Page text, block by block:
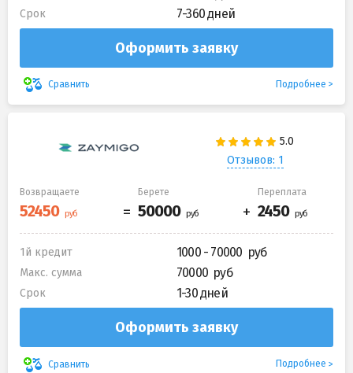
Срок 7-360 дней
Оформить заявку
Сравнить Подробнее
Отзывов: 1
Возвращаете Берете Переплата
1й кредит 1000 - 70000
Макс. сумма 70000
Срок 1-30 дней
Оформить заявку
Сравнить Подробнее